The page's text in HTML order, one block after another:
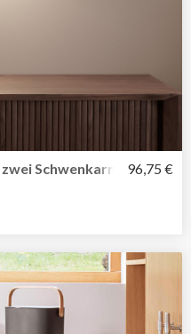
Schwenkarmen von
96,75 €